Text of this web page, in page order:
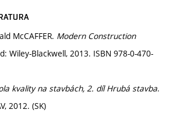
McCAFFER. Modern Construction
Wiley-Blackwell, 2013. ISBN 978-0-470-
kvality na stavbách, 2. díl Hrubá stavba.
2012. (SK)